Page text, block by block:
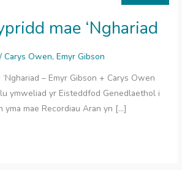
mae ‘Nghariad
/Carys Owen,Emyr Gibson
– Emyr Gibson + Carys Owen
ymweliad yr Eisteddfod Genedlaethol i
mae Recordiau Aran yn […]